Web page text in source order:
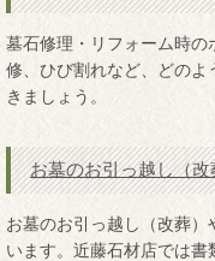
墓石修理・リフォーム時
修、ひび割れなど、どのよ
きましょう。
お墓のお引っ越し（
お墓のお引っ越し（改葬
います。近藤石材店では書